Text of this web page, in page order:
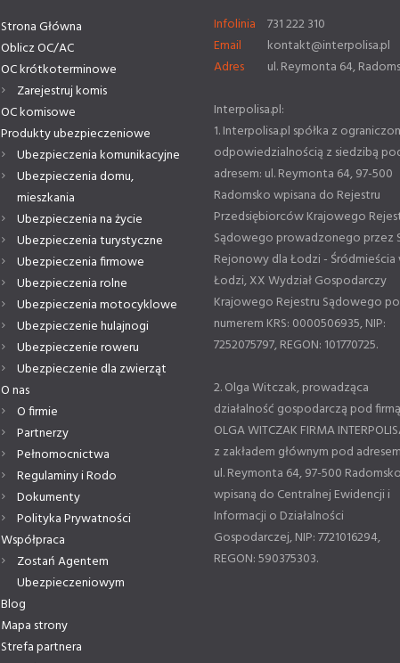
Strona Główna
Oblicz OC/AC
OC krótkoterminowe
Zarejestruj komis
OC komisowe
Produkty ubezpieczeniowe
Ubezpieczenia komunikacyjne
Ubezpieczenia domu,
mieszkania
Ubezpieczenia na życie
Ubezpieczenia turystyczne
Ubezpieczenia firmowe
Ubezpieczenia rolne
Ubezpieczenia motocyklowe
Ubezpieczenie hulajnogi
Ubezpieczenie roweru
Ubezpieczenie dla zwierząt
O nas
O firmie
Partnerzy
Pełnomocnictwa
Regulaminy i Rodo
Dokumenty
Polityka Prywatności
Współpraca
Zostań Agentem
Ubezpieczeniowym
Blog
Mapa strony
Strefa partnera
Infolinia
731 222 310
Email
kontakt@interpolisa.pl
Adres
ul. Reymonta 64,
Interpolisa.pl:
1. Interpolisa.pl spółka z
odpowiedzialnością z siedzibą
adresem: ul. Reymonta 64, 97-500
Radomsko wpisana do Rejestru
Przedsiębiorców Krajowego
Sądowego prowadzonego przez
Rejonowy dla Łodzi - Śródmieścia
Łodzi, XX Wydział Gospodarczy
Krajowego Rejestru Sądowego
numerem KRS: 0000506935, NIP:
7252075797, REGON: 101770725.
2. Olga Witczak, prowadząca
działalność gospodarczą pod firmą
OLGA WITCZAK FIRMA
z zakładem głównym pod
ul. Reymonta 64, 97-500
wpisaną do Centralnej Ewidencji i
Informacji o Działalności
Gospodarczej, NIP: 7721016294,
REGON: 590375303.